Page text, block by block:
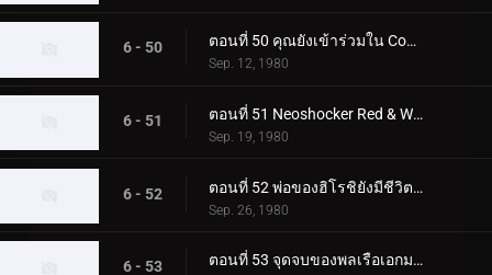
6 - 50 ตอนที่ 50 คุณยังเข้าร่วมใน Command Boys' Squad ด้วย!
Sep. 12, 1980
6 - 51 ตอนที่ 51 Neoshocker Red & White ศึกตัดสินแห่งความตายครั้งยิ่งใหญ่
Sep. 19, 1980
6 - 52 ตอนที่ 52 พ่อของฮิโรชิยังมีชีวิตอยู่! ในฐานะมนุษย์ที่เปลี่ยนแปลงไป FX777
Sep. 26, 1980
6 - 53 ตอนที่ 53 จุดจบของพลเรือเอกมาจิน! และตัวตนที่แท้จริงของผู้นำที่ยิ่งใหญ่